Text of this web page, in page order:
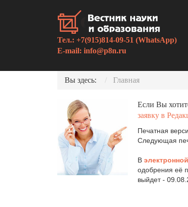
Тел.: +7(915)814-09-51 (WhatsApp)
E-mail: info@p8n.ru
Вы здесь: Главная
Если Вы
заявку в
Печатная
Следующая
В
одобрения её
выйдет -